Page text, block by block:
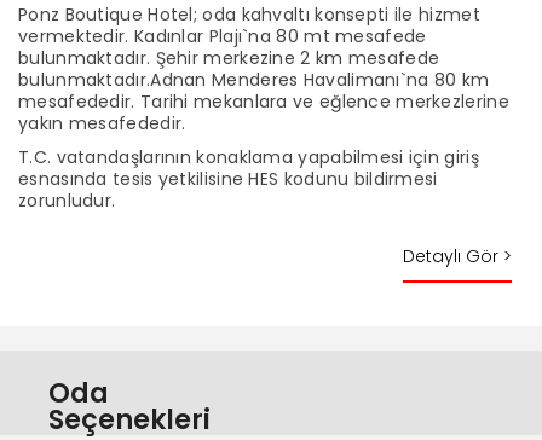
Ponz Boutique Hotel; oda kahvaltı konsepti ile hizmet
vermektedir. Kadınlar Plajı`na 80 mt mesafede
bulunmaktadır. Şehir merkezine 2 km mesafede
bulunmaktadır.Adnan Menderes Havalimanı`na 80 km
mesafededir. Tarihi mekanlara ve eğlence merkezlerine
yakın mesafededir.
T.C. vatandaşlarının konaklama yapabilmesi için giriş
esnasında tesis yetkilisine HES kodunu bildirmesi
zorunludur.
Detaylı Gör >
Oda
Seçenekleri